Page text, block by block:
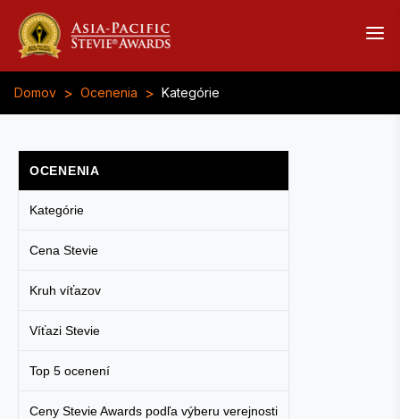
Domov > Ocenenia > Kategórie
OCENENIA
Kategórie
Cena Stevie
Kruh víťazov
Víťazi Stevie
Top 5 ocenení
Ceny Stevie Awards podľa výberu verejnosti